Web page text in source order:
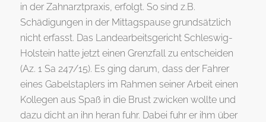
in der Zahnarztpraxis, erfolgt. So sind z.B.
Schädigungen in der Mittagspause grundsätzlich
nicht erfasst. Das Landearbeitsgericht Schleswig-
Holstein hatte jetzt einen Grenzfall zu entscheiden
(Az. 1 Sa 247/15). Es ging darum, dass der Fahrer
eines Gabelstaplers im Rahmen seiner Arbeit einen
Kollegen aus Spaß in die Brust zwicken wollte und
dazu dicht an ihn heran fuhr. Dabei fuhr er ihm über